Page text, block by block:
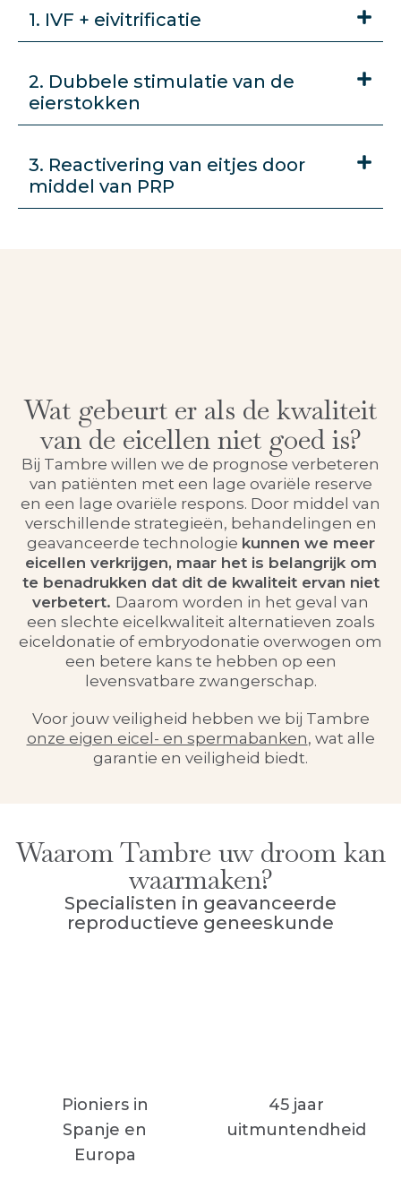
1. IVF + eivitrificatie
2. Dubbele stimulatie van de
eierstokken
3. Reactivering van eitjes door
middel van PRP
Wat gebeurt er als de kwaliteit
van de eicellen niet goed is?
Bij Tambre willen we de prognose verbeteren
van patiënten met een lage ovariële reserve
en een lage ovariële respons. Door middel van
verschillende strategieën, behandelingen en
geavanceerde technologie kunnen we meer
eicellen verkrijgen, maar het is belangrijk om
te benadrukken dat dit de kwaliteit ervan niet
verbetert. Daarom worden in het geval van
een slechte eicelkwaliteit alternatieven zoals
eiceldonatie of embryodonatie overwogen om
een betere kans te hebben op een
levensvatbare zwangerschap.
Voor jouw veiligheid hebben we bij Tambre
onze eigen eicel- en spermabanken, wat alle
garantie en veiligheid biedt.
Waarom Tambre uw droom kan
waarmaken?
Specialisten in geavanceerde
reproductieve geneeskunde
Pioniers in
Spanje en
Europa
45 jaar
uitmuntendheid